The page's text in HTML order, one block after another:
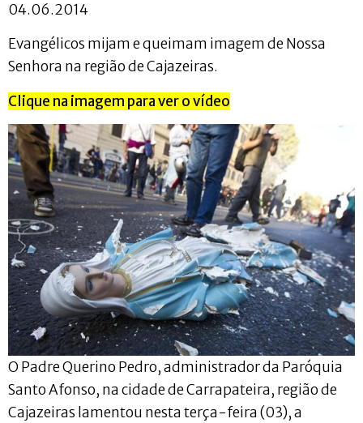
04.06.2014
Evangélicos mijam e queimam imagem de Nossa
Senhora na região de Cajazeiras.
Clique na imagem para ver o vídeo
O Padre Querino Pedro, administrador da Paróquia
Santo Afonso, na cidade de Carrapateira, região de
Cajazeiras lamentou nesta terça-feira (03), a